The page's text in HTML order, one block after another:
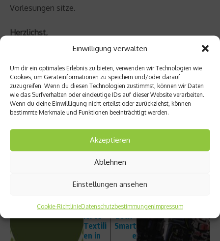
Einwilligung verwalten
Um dir ein optimales Erlebnis zu bieten, verwenden wir Technologien wie
Cookies, um Geräteinformationen zu speichern und/oder darauf
zuzugreifen. Wenn du diesen Technologien zustimmst, können wir Daten
wie das Surfverhalten oder eindeutige IDs auf dieser Website verarbeiten.
Wenn du deine Einwillligung nicht erteilst oder zurückziehst, können
bestimmte Merkmale und Funktionen beeinträchtigt werden.
Akzeptieren
Ablehnen
Einstellungen ansehen
Cookie-RichtlinieDatenschutzbestimmungenImpressum
Vorlesungen sitze.
Herzlichst,
Beitrag teilen
Über
Nachha
und
wortu
produz
ierte
Textili
en in
Lift
Lock –
Smart
e